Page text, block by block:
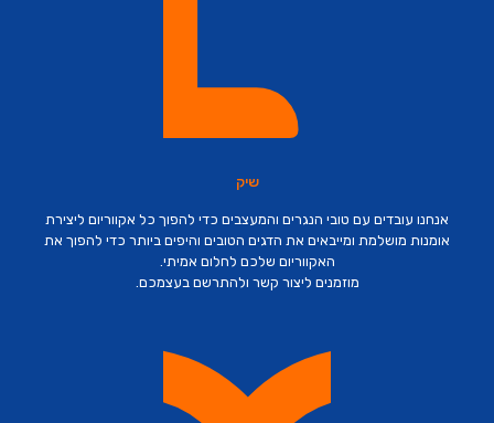
שיק
אנחנו עובדים עם טובי הנגרים והמעצבים כדי להפוך כל אקווריום ליצירת
אומנות מושלמת ומייבאים את הדגים הטובים והיפים ביותר כדי להפוך את
האקווריום שלכם לחלום אמיתי.
מוזמנים ליצור קשר ולהתרשם בעצמכם.